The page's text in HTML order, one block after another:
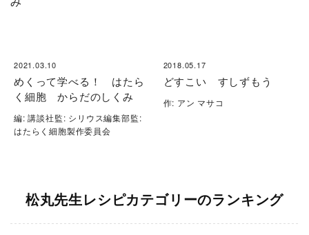
2021.03.10
めくって学べる！ はたら
く細胞 からだのしくみ
編: 講談社監: シリウス編集部監:
はたらく細胞製作委員会
2018.05.17
どすこい すしずもう
作: アン マサコ
松丸先生レシピカテゴリーのランキング